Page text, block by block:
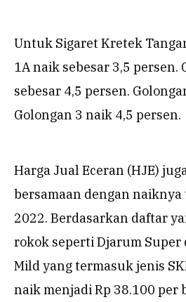
Untuk Sigaret Kretek
1A naik sebesar 3,5 persen.
sebesar 4,5 persen.
Golongan 3 naik 4,5 persen.
Harga Jual Eceran (HJE)
bersamaan dengan
2022. Berdasarkan daftar
rokok seperti Djarum Super
Mild yang termasuk jenis
naik menjadi Rp 38.100 per